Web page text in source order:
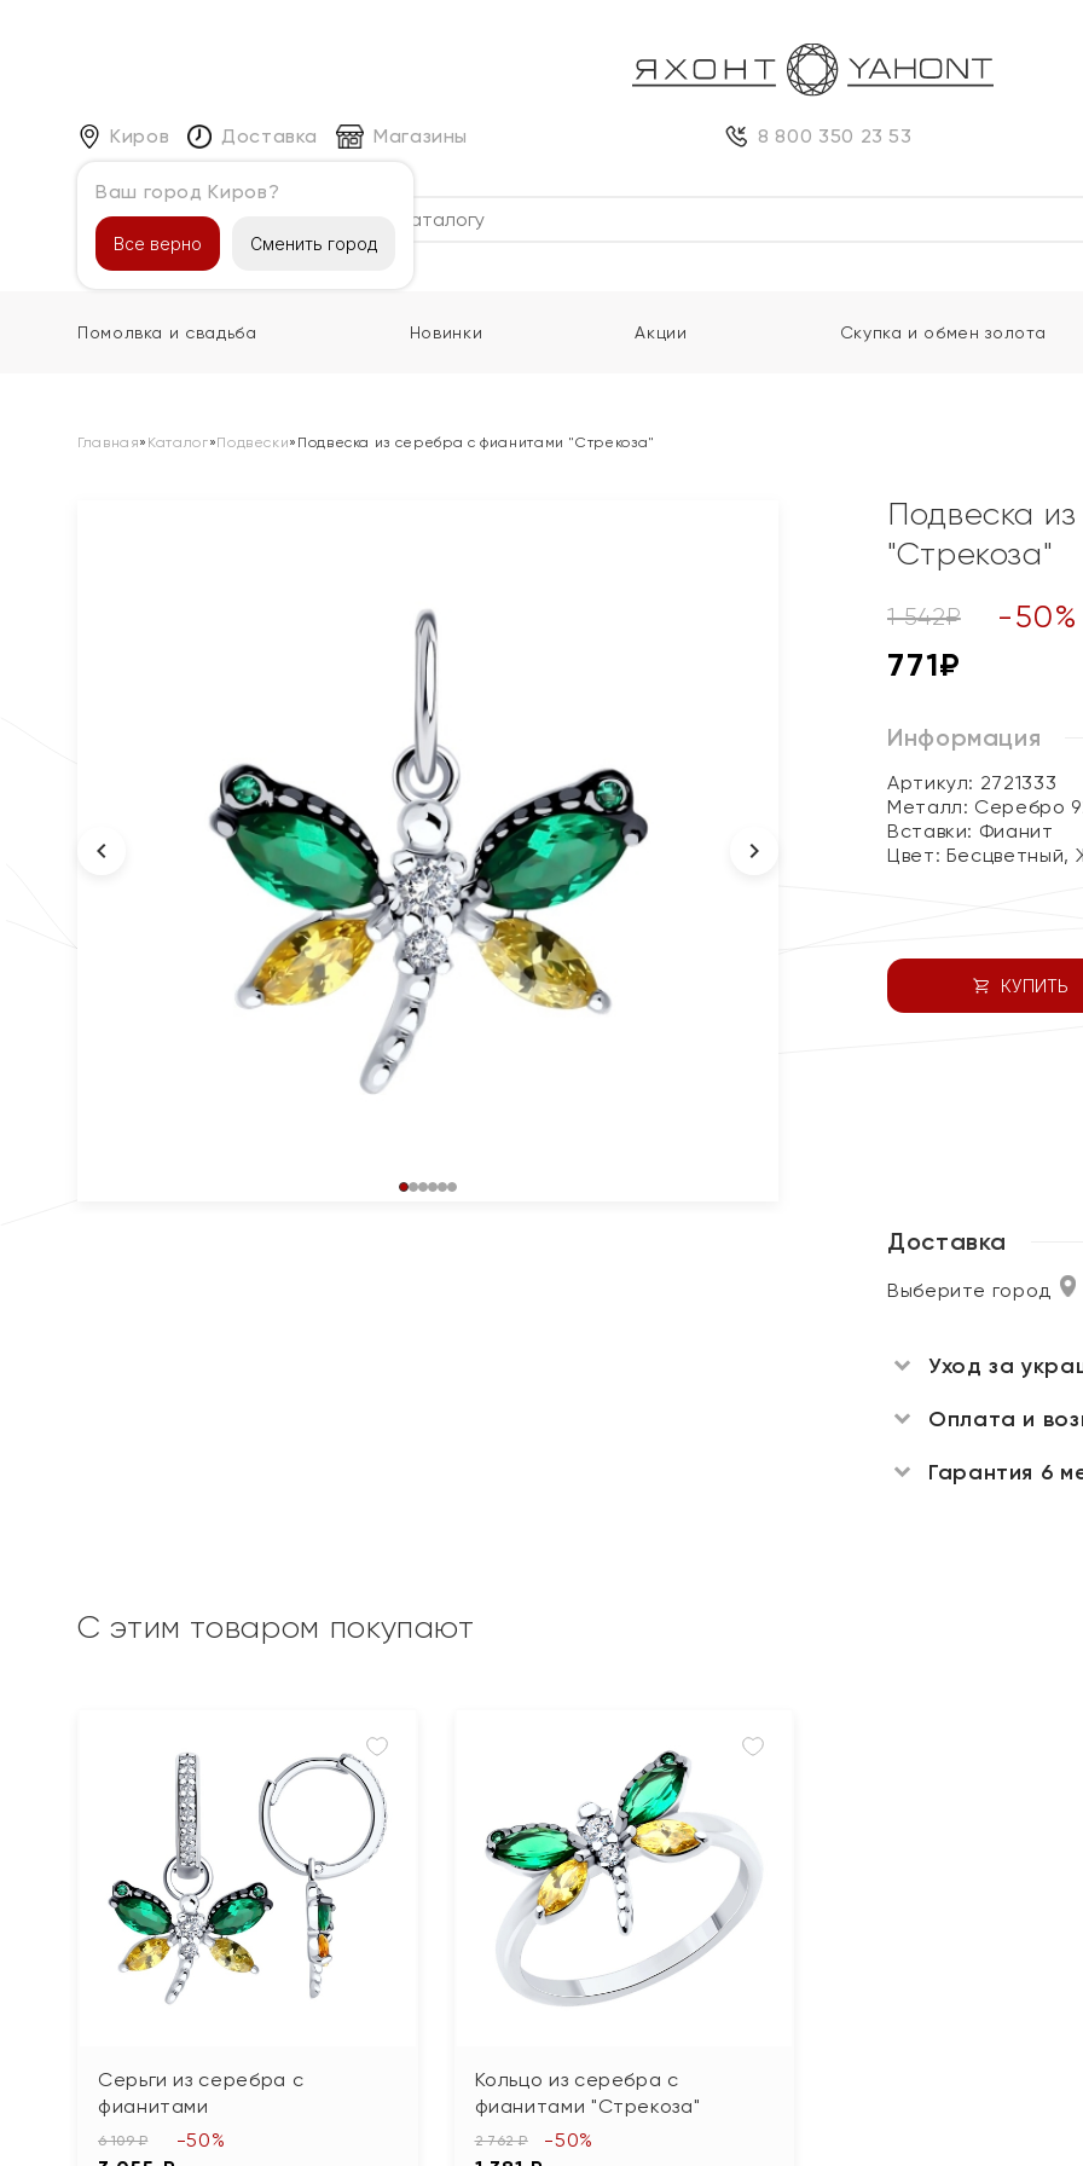
Киров
Ваш город Киров?
Все верно Сменить город
Доставка Магазины 8 800 350 23 53
Каталог
Помолвка и свадьба Новинки Акции Скупка и обмен золота
Главная» Каталог»Подвески» Подвеска из серебра с фианитами "Стрекоза"
Подвеска
"Стрекоза"
1 542₽ -50%
771₽
Информация
Артикул: 2721333
Металл: Серебро
Вставки: Фианит
Цвет: Бесцветный,
КУПИТЬ
Доставка
Выберите город
Уход за
Оплата и
Гарантия 6
С этим товаром покупают
Серьги из серебра с
фианитами
6 109 ₽ -50%
Кольцо из серебра с
фианитами "Стрекоза"
2 762 ₽ -50%